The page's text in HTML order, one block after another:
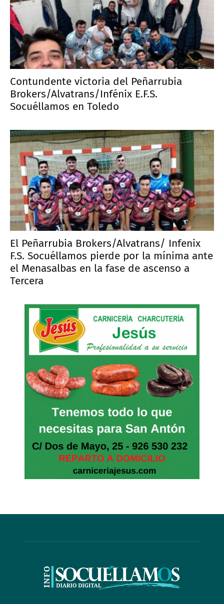
Contundente victoria del Peñarrubia
Brokers/Alvatrans/Infénix E.F.S.
Socuéllamos en Toledo
El Peñarrubia Brokers/Alvatrans/ Infenix
F.S. Socuéllamos pierde por la mínima ante
el Menasalbas en la fase de ascenso a
Tercera